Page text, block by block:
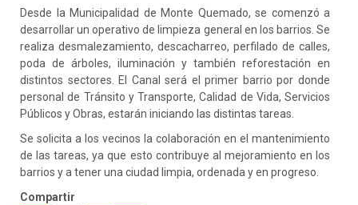
Desde la Municipalidad de Monte Quemado, se comenzó a
desarrollar un operativo de limpieza general en los barrios. Se
realiza desmalezamiento, descacharreo, perfilado de calles,
poda de árboles, iluminación y también reforestación en
distintos sectores. El Canal será el primer barrio por donde
personal de Tránsito y Transporte, Calidad de Vida, Servicios
Públicos y Obras, estarán iniciando las distintas tareas.
Se solicita a los vecinos la colaboración en el mantenimiento
de las tareas, ya que esto contribuye al mejoramiento en los
barrios y a tener una ciudad limpia, ordenada y en progreso.
Compartir